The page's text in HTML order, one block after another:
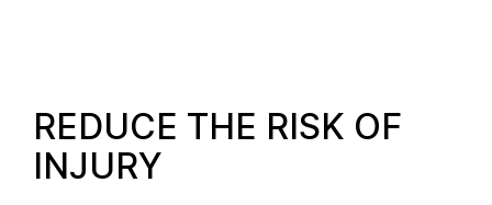
REDUCE THE RISK OF
INJURY